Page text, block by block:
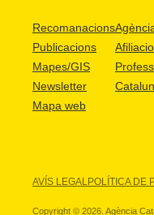
Recomanacions
Publicacions
Mapes/GIS
Newsletter
Mapa web
AVÍS LEGALPOLÍTICA DE
Copyright © 2026. Agència